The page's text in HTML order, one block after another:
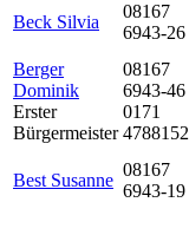
Beck Silvia
08167
6943-26
Berger
Dominik
Erster
Bürgermeister
08167
6943-46
0171
4788152
Best Susanne
08167
6943-19